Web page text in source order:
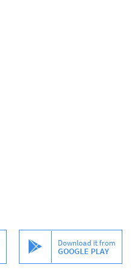
Download it from
GOOGLE PLAY